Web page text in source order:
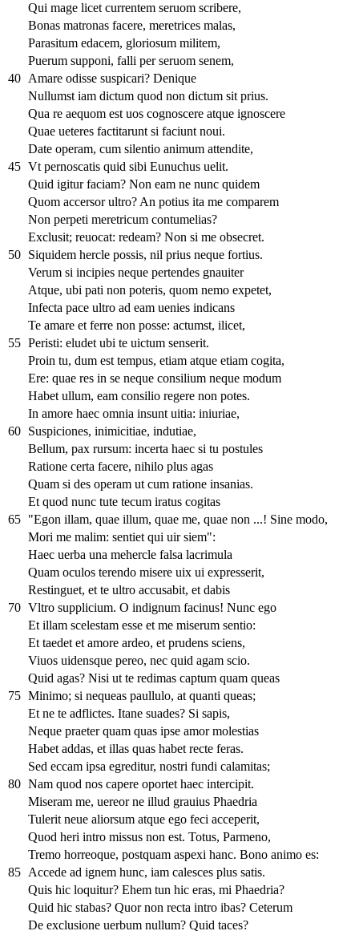
Qui mage licet currentem seruom scribere,
Bonas matronas facere, meretrices malas,
Parasitum edacem, gloriosum militem,
Puerum supponi, falli per seruom senem,
40
Amare odisse suspicari? Denique
Nullumst iam dictum quod non dictum sit prius.
Qua re aequom est uos cognoscere atque ignoscere
Quae ueteres factitarunt si faciunt noui.
Date operam, cum silentio animum attendite,
45 Vt pernoscatis quid sibi Eunuchus uelit.
Quid igitur faciam? Non eam ne nunc quidem
Quom accersor ultro? An potius ita me comparem
Non perpeti meretricum contumelias?
Exclusit; reuocat: redeam? Non si me obsecret.
50
Siquidem hercle possis, nil prius neque fortius.
Verum si incipies neque pertendes gnauiter
Atque, ubi pati non poteris, quom nemo expetet,
Infecta pace ultro ad eam uenies indicans
Te amare et ferre non posse: actumst, ilicet,
55 Peristi: eludet ubi te uictum senserit.
Proin tu, dum est tempus, etiam atque etiam cogita,
Ere: quae res in se neque consilium neque modum
Habet ullum, eam consilio regere non potes.
In amore haec omnia insunt uitia: iniuriae,
60
Suspiciones, inimicitiae, indutiae,
Bellum, pax rursum: incerta haec si tu postules
Ratione certa facere, nihilo plus agas
Quam si des operam ut cum ratione insanias.
Et quod nunc tute tecum iratus cogitas
65
"Egon illam, quae illum, quae me, quae non ...! Sine modo,
Mori me malim: sentiet qui uir siem":
Haec uerba una mehercle falsa lacrimula
Quam oculos terendo misere uix ui expresserit,
Restinguet, et te ultro accusabit, et dabis
70 Vltro supplicium. O indignum facinus! Nunc ego
Et illam scelestam esse et me miserum sentio:
Et taedet et amore ardeo, et prudens sciens,
Viuos uidensque pereo, nec quid agam scio.
Quid agas? Nisi ut te redimas captum quam queas
75 Minimo; si nequeas paullulo, at quanti queas;
Et ne te adflictes. Itane suades? Si sapis,
Neque praeter quam quas ipse amor molestias
Habet addas, et illas quas habet recte feras.
Sed eccam ipsa egreditur, nostri fundi calamitas;
80 Nam quod nos capere oportet haec intercipit.
Miseram me, uereor ne illud grauius Phaedria
Tulerit neue aliorsum atque ego feci acceperit,
Quod heri intro missus non est. Totus, Parmeno,
Tremo horreoque, postquam aspexi hanc. Bono animo es:
85
Accede ad ignem hunc, iam calesces plus satis.
Quis hic loquitur? Ehem tun hic eras, mi Phaedria?
Quid hic stabas? Quor non recta intro ibas? Ceterum
De exclusione uerbum nullum? Quid taces?